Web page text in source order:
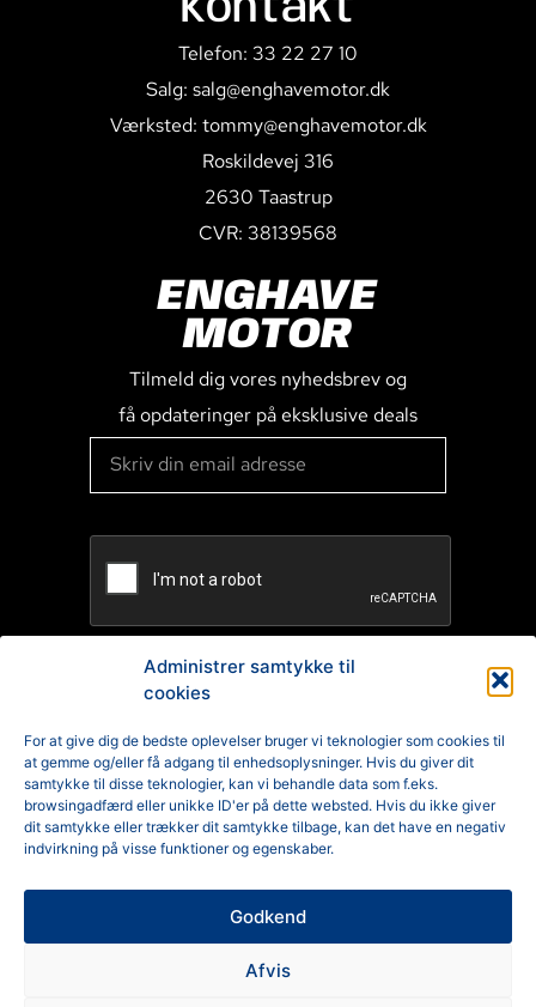
Administrer samtykke til
cookies
For at give dig de bedste oplevelser bruger vi teknologier som cookies til
at gemme og/eller få adgang til enhedsoplysninger. Hvis du giver dit
samtykke til disse teknologier, kan vi behandle data som f.eks.
browsingadfærd eller unikke ID'er på dette websted. Hvis du ikke giver
dit samtykke eller trækker dit samtykke tilbage, kan det have en negativ
indvirkning på visse funktioner og egenskaber.
Godkend
Afvis
Kontakt
Telefon: 33 22 27 10
Salg: salg@enghavemotor.dk
Værksted: tommy@enghavemotor.dk
Roskildevej 316
2630 Taastrup
CVR: 38139568
ENGHAVE
MOTOR
Tilmeld dig vores nyhedsbrev og
få opdateringer på eksklusive deals
Reklamation
Generelle Handelsbetingelser
Privatlivspolitik